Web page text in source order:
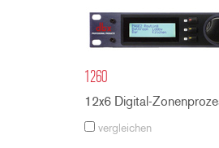
1260
12x6 Digital-
vergleichen